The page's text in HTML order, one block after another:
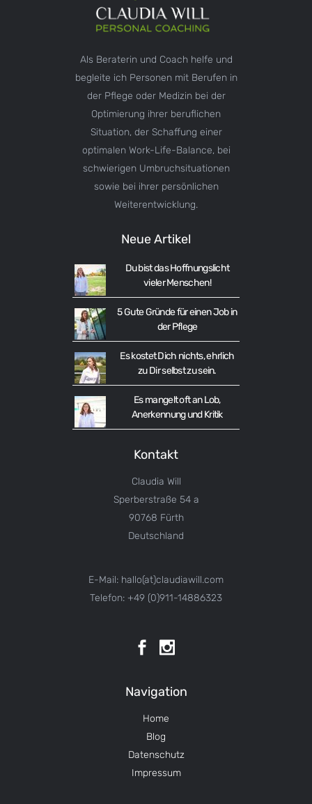
Als Beraterin und Coach helfe und
begleite ich Personen mit Berufen in
der Pflege oder Medizin bei der
Optimierung ihrer beruflichen
Situation, der Schaffung einer
optimalen Work-Life-Balance, bei
schwierigen Umbruchsituationen
sowie bei ihrer persönlichen
Weiterentwicklung.
Neue Artikel
Du bist das Hoffnungslicht
vieler Menschen!
5 Gute Gründe für einen Job in
der Pflege
Es kostet Dich nichts, ehrlich
zu Dir selbst zu sein.
Es mangelt oft an Lob,
Anerkennung und Kritik
Kontakt
Claudia Will
Sperberstraße 54 a
90768 Fürth
Deutschland
E-Mail: hallo(at)claudiawill.com
Telefon: +49 (0)911-14886323
Navigation
Home
Blog
Datenschutz
Impressum